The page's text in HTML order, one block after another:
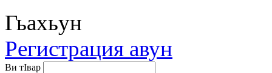
Гьахьун
Регистрация авун
Ви тIвар